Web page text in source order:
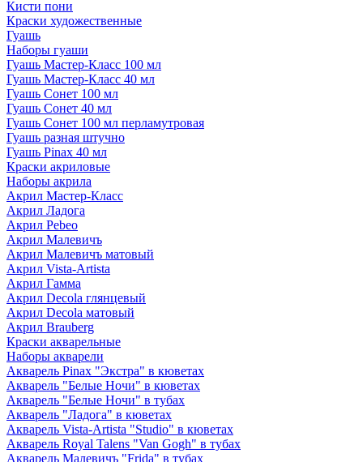
Кисти пони
Краски художественные
Гуашь
Наборы гуаши
Гуашь Мастер-Класс 100 мл
Гуашь Мастер-Класс 40 мл
Гуашь Сонет 100 мл
Гуашь Сонет 40 мл
Гуашь Сонет 100 мл перламутровая
Гуашь разная штучно
Гуашь Pinax 40 мл
Краски акриловые
Наборы акрила
Акрил Мастер-Класс
Акрил Ладога
Акрил Pebeo
Акрил Малевичъ
Акрил Малевичъ матовый
Акрил Vista-Artista
Акрил Гамма
Акрил Decola глянцевый
Акрил Decola матовый
Акрил Brauberg
Краски акварельные
Наборы акварели
Акварель Pinax "Экстра" в кюветах
Акварель "Белые Ночи" в кюветах
Акварель "Белые Ночи" в тубах
Акварель "Ладога" в кюветах
Акварель Vista-Artista "Studio" в кюветах
Акварель Royal Talens "Van Gogh" в тубах
Акварель Малевичъ "Frida" в тубах